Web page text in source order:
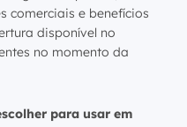
comerciais e benefícios
disponível no
no momento da
para usar em